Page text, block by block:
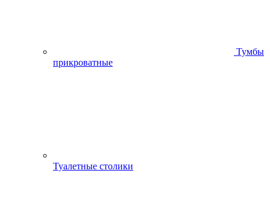
Тумбы
прикроватные
Туалетные столики